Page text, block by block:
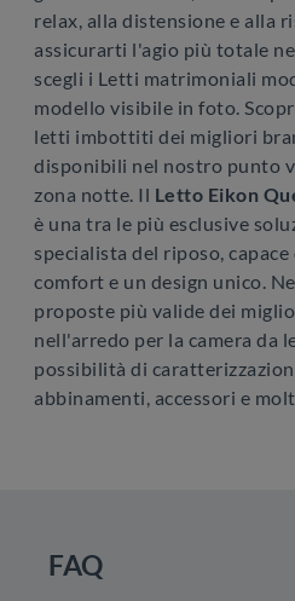
relax, alla distensione e alla
assicurarti l'agio più totale
scegli i Letti matrimoniali
modello visibile in foto.
letti imbottiti dei migliori
disponibili nel nostro punto
zona notte. Il Letto Eikon
è una tra le più esclusive
specialista del riposo,
comfort e un design unico.
proposte più valide dei
nell'arredo per la camera da
possibilità di
abbinamenti, accessori e
FAQ